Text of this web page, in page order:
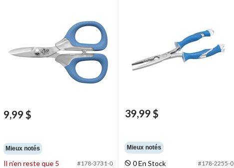
9,99 $
Mieux notés
Il n’en reste que 5 #178-3731-0
39,99 $
Mieux notés
0 En Stock #178-2255-0